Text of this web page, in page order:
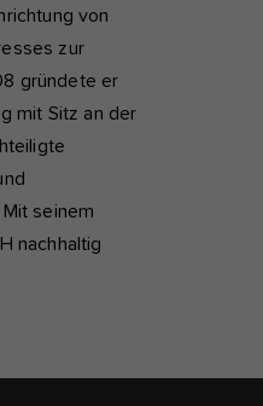
von
zur
gründete er
mit Sitz an der
seinem
nachhaltig